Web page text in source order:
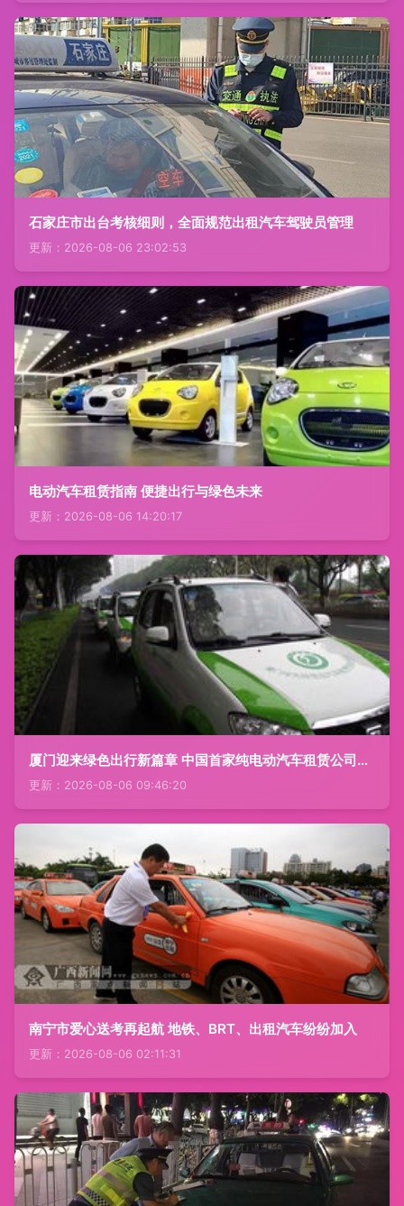
石家庄市出台考核细则，全面规范出租汽车驾驶员管理
更新：2026-08-06 23:02:53
电动汽车租赁指南 便捷出行与绿色未来
更新：2026-08-06 14:20:17
厦门迎来绿色出行新篇章 中国首家纯电动汽车租赁公司正式开业
更新：2026-08-06 09:46:20
南宁市爱心送考再起航 地铁、BRT、出租汽车纷纷加入
更新：2026-08-06 02:11:31